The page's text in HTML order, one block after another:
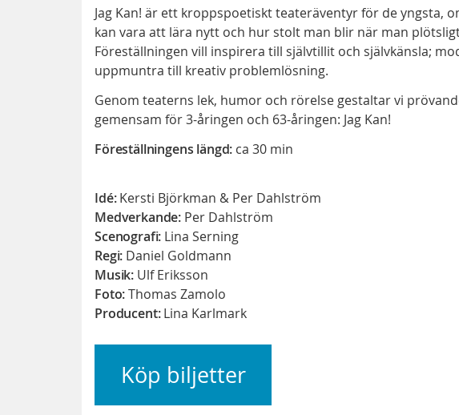
Jag Kan! är ett kroppspoetiskt teateräventyr för de yngsta,
kan vara att lära nytt och hur stolt man blir när man
Föreställningen vill inspirera till självtillit och självkänsla;
uppmuntra till kreativ problemlösning.
Genom teaterns lek, humor och rörelse gestaltar vi
gemensam för 3-åringen och 63-åringen: Jag Kan!
Föreställningens längd: ca 30 min
Idé:Kersti Björkman & Per Dahlström
Medverkande: Per Dahlström
Scenografi: Lina Serning
Regi: Daniel Goldmann
Musik: Ulf Eriksson
Foto:Thomas Zamolo
Producent:Lina Karlmark
Köp biljetter